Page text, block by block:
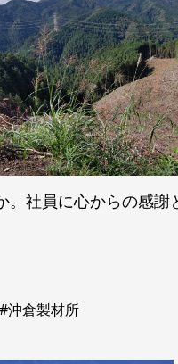
。社員に心からの感
沖倉製材所